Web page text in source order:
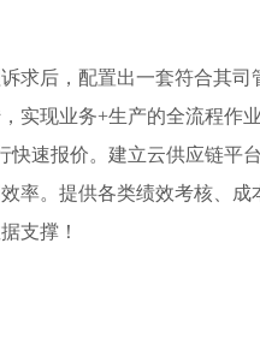
求后，配置出一套符合其
实现业务+生产的全流程
速报价。建立云供应链平
率。提供各类绩效考核、
支撑！